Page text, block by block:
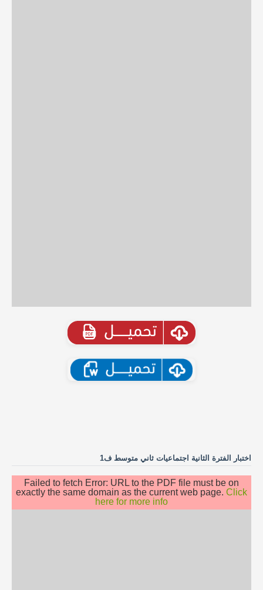
اختبار الفترة الثانية اجتماعيات ثاني متوسط ف1
Failed to fetch Error: URL to the PDF file must be on
exactly the same domain as the current web page. Click
here for more info